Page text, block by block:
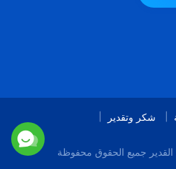
شكر وتقدير
جميع الحقوق محفوظة